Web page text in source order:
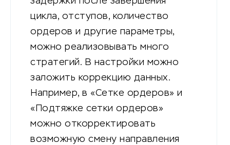
цикла, отступов, количество
ордеров и другие параметры,
можно реализовывать много
стратегий. В настройки можно
заложить коррекцию данных.
Например, в «Сетке ордеров» и
«Подтяжке сетки ордеров»
можно откорректировать
возможную смену направления